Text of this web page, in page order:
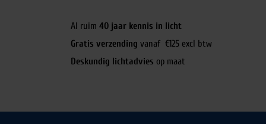
Al ruim 40 jaar kennis in licht
Gratis verzending vanaf €125 excl btw
Deskundig lichtadvies op maat